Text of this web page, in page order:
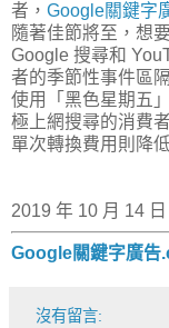
者， Google關鍵字
隨著佳節將至，想
Google 搜尋和
者的季節性事件區
使用「黑色星期五
極上網搜尋的消費
單次轉換費用則降
2019 年 10 月 14 日
Google關鍵字廣告
沒有留言: